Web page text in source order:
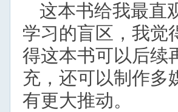
这本书给我最直
学习的盲区，我觉
得这本书可以后续
充，还可以制作多
有更大推动。